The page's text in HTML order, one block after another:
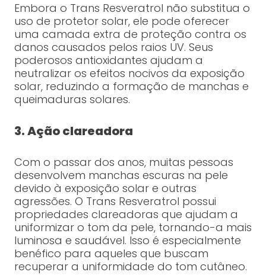
Embora o Trans Resveratrol não substitua o
uso de protetor solar, ele pode oferecer
uma camada extra de proteção contra os
danos causados pelos raios UV. Seus
poderosos antioxidantes ajudam a
neutralizar os efeitos nocivos da exposição
solar, reduzindo a formação de manchas e
queimaduras solares.
3. Ação clareadora
Com o passar dos anos, muitas pessoas
desenvolvem manchas escuras na pele
devido à exposição solar e outras
agressões. O Trans Resveratrol possui
propriedades clareadoras que ajudam a
uniformizar o tom da pele, tornando-a mais
luminosa e saudável. Isso é especialmente
benéfico para aqueles que buscam
recuperar a uniformidade do tom cutâneo.